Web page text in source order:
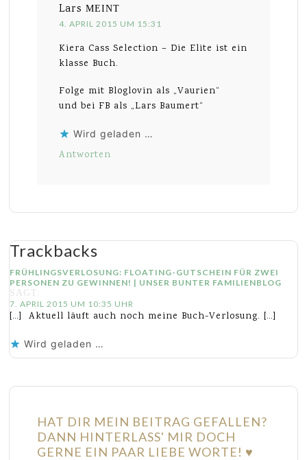
Lars MEINT
4. APRIL 2015 UM 15:31
Kiera Cass Selection – Die Elite ist ein
klasse Buch.
Folge mit Bloglovin als „Vaurien“
und bei FB als „Lars Baumert“
Wird geladen …
Antworten
Trackbacks
FRÜHLINGSVERLOSUNG: FLOATING-GUTSCHEIN FÜR ZWEI
PERSONEN ZU GEWINNEN! | UNSER BUNTER FAMILIENBLOG
SAGT:
7. APRIL 2015 UM 10:35 UHR
[…] Aktuell läuft auch noch meine Buch-Verlosung. […]
Wird geladen …
HAT DIR MEIN BEITRAG GEFALLEN?
DANN HINTERLASS' MIR DOCH
GERNE EIN PAAR LIEBE WORTE! ♥